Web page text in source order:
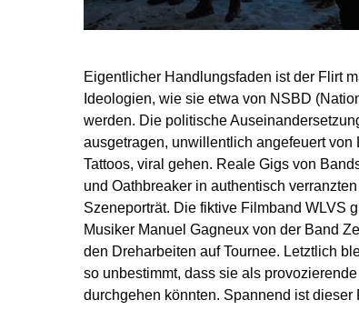
Eigentlicher Handlungsfaden ist der Flirt
Ideologien, wie sie etwa von NSBD
werden. Die politische
ausgetragen, unwillentlich angefeuert von
Tattoos, viral gehen. Reale Gigs von
und Oathbreaker in authentisch
Szeneporträt. Die fiktive Filmband WLVS
Musiker Manuel Gagneux von der Band
den Dreharbeiten auf Tournee. Letztlich
so unbestimmt, dass sie als
durchgehen könnten. Spannend ist